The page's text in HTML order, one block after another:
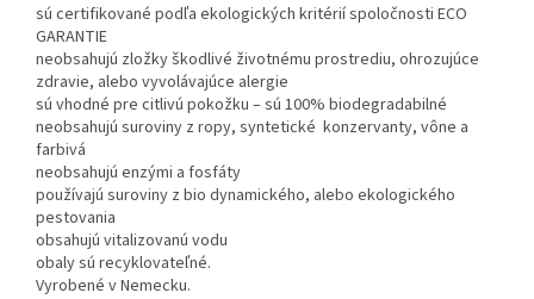
sú certifikované podľa ekologických kritérií spoločnosti ECO
GARANTIE
neobsahujú zložky škodlivé životnému prostrediu, ohrozujúce
zdravie, alebo vyvolávajúce alergie
sú vhodné pre citlivú pokožku – sú 100% biodegradabilné
neobsahujú suroviny z ropy, syntetické konzervanty, vône a
farbivá
neobsahujú enzými a fosfáty
používajú suroviny z bio dynamického, alebo ekologického
pestovania
obsahujú vitalizovanú vodu
obaly sú recyklovateľné.
Vyrobené v Nemecku.